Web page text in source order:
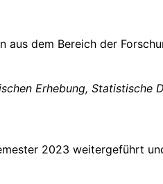
aus dem Bereich der
Erhebung,
2023 weitergeführt